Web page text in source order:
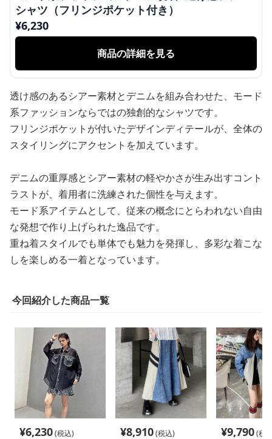
シャツ（フリンジポケット付き）
¥6,230
商品の詳細を見る
透け感のあるシアー素材とデニムを組み合わせた、モード
系ファッションならではの独創的なシャツです。
フリンジポケットが付いたデザインディテールが、全体の
スタイリングにアクセントを加えています。
デニムの重厚感とシアー素材の軽やかさが生み出すコント
ラストが、着用者に洗練された個性を与えます。
モード系アイテムとして、従来の概念にとらわれない自由
な発想で作り上げられた逸品です。
重ね着スタイルでも単体でも魅力を発揮し、多彩な着こな
しを楽しめる一着となっています。
今回紹介した商品一覧
¥6,230(税込) ¥8,910(税込) ¥9,790(税